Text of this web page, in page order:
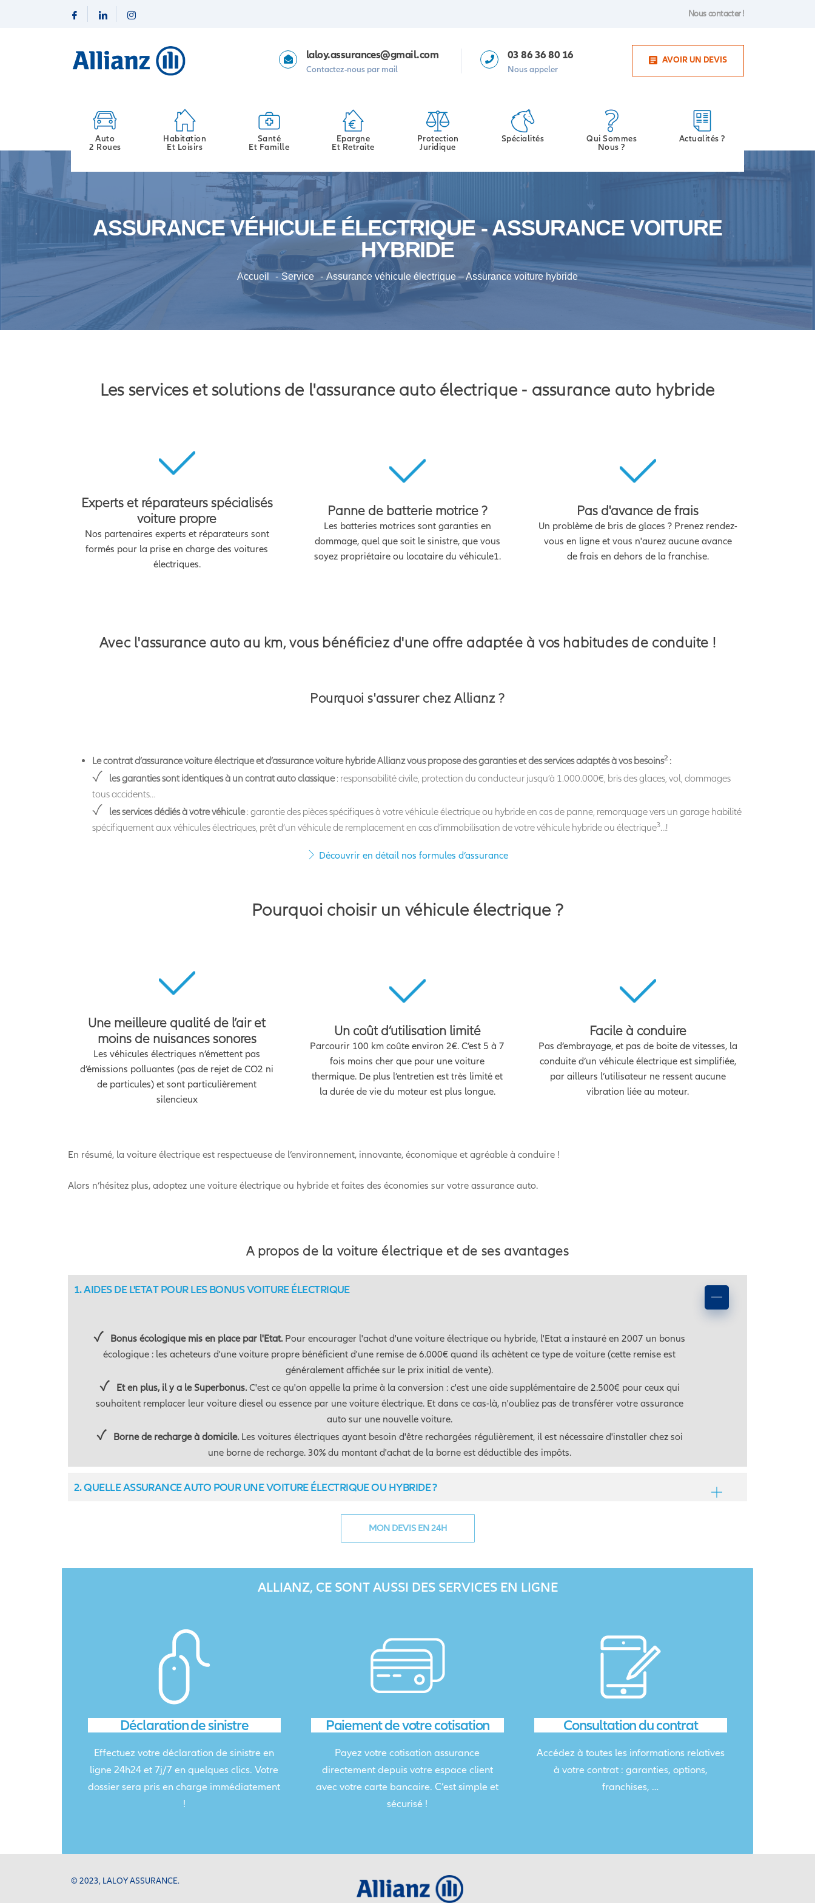
Nous contacter !
laloy.assurances@gmail.com
Contactez-nous par mail
03 86 36 80 16
Nous appeler
AVOIR UN DEVIS
Auto
2 Roues
Habitation
Et Loisirs
Santé
Et Famille
Epargne
Et Retraite
Protection
Juridique
Spécialités
Qui Sommes
Nous ?
Actualités ?
ASSURANCE VÉHICULE ÉLECTRIQUE - ASSURANCE VOITURE
HYBRIDE
Accueil Service Assurance véhicule électrique – Assurance voiture hybride
Les services et solutions de l'assurance auto électrique - assurance auto hybride
Experts et réparateurs spécialisés
voiture propre
Nos partenaires experts et réparateurs sont
formés pour la prise en charge des voitures
électriques.
Panne de batterie motrice ?
Les batteries motrices sont garanties en
dommage, quel que soit le sinistre, que vous
soyez propriétaire ou locataire du véhicule1.
Pas d'avance de frais
Un problème de bris de glaces ? Prenez rendez-
vous en ligne et vous n'aurez aucune avance
de frais en dehors de la franchise.
Avec l'assurance auto au km, vous bénéficiez d'une offre adaptée à vos habitudes de conduite !
Pourquoi s'assurer chez Allianz ?
Le contrat d’assurance voiture électrique et d’assurance voiture hybride Allianz vous propose des garanties et des services adaptés à vos besoins2:
les garanties sont identiques à un contrat auto classique: responsabilité civile, protection du conducteur jusqu’à 1.000.000€, bris des glaces, vol, dommages
tous accidents…
les services dédiés à votre véhicule: garantie des pièces spécifiques à votre véhicule électrique ou hybride en cas de panne, remorquage vers un garage habilité
spécifiquement aux véhicules électriques, prêt d’un véhicule de remplacement en cas d’immobilisation de votre véhicule hybride ou électrique3…!
Découvrir en détail nos formules d’assurance
Pourquoi choisir un véhicule électrique ?
Une meilleure qualité de l’air et
moins de nuisances sonores
Les véhicules électriques n’émettent pas
d’émissions polluantes (pas de rejet de CO2 ni
de particules) et sont particulièrement
silencieux
Un coût d’utilisation limité
Parcourir 100 km coûte environ 2€. C’est 5 à 7
fois moins cher que pour une voiture
thermique. De plus l’entretien est très limité et
la durée de vie du moteur est plus longue.
Facile à conduire
Pas d’embrayage, et pas de boite de vitesses, la
conduite d’un véhicule électrique est simplifiée,
par ailleurs l’utilisateur ne ressent aucune
vibration liée au moteur.
En résumé, la voiture électrique est respectueuse de l’environnement, innovante, économique et agréable à conduire !
Alors n’hésitez plus, adoptez une voiture électrique ou hybride et faites des économies sur votre assurance auto.
A propos de la voiture électrique et de ses avantages
AIDES DE L'ETAT POUR LES BONUS VOITURE ÉLECTRIQUE
Bonus écologique mis en place par l'Etat.Pour encourager l'achat d'une voiture électrique ou hybride, l'Etat a instauré en 2007 un bonus
écologique : les acheteurs d'une voiture propre bénéficient d'une remise de 6.000€ quand ils achètent ce type de voiture (cette remise est
généralement affichée sur le prix initial de vente).
Et en plus, il y a le Superbonus.C'est ce qu'on appelle la prime à la conversion : c'est une aide supplémentaire de 2.500€ pour ceux qui
souhaitent remplacer leur voiture diesel ou essence par une voiture électrique. Et dans ce cas-là, n'oubliez pas de transférer votre assurance
auto sur une nouvelle voiture.
Borne de recharge à domicile. Les voitures électriques ayant besoin d'être rechargées régulièrement, il est nécessaire d'installer chez soi
une borne de recharge. 30% du montant d'achat de la borne est déductible des impôts.
QUELLE ASSURANCE AUTO POUR UNE VOITURE ÉLECTRIQUE OU HYBRIDE ?
MON DEVIS EN 24H
ALLIANZ, CE SONT AUSSI DES SERVICES EN LIGNE
Déclaration de sinistre
Effectuez votre déclaration de sinistre en
ligne 24h24 et 7j/7 en quelques clics. Votre
dossier sera pris en charge immédiatement
!
Paiement de votre cotisation
Payez votre cotisation assurance
directement depuis votre espace client
avec votre carte bancaire. C’est simple et
sécurisé !
Consultation du contrat
Accédez à toutes les informations relatives
à votre contrat : garanties, options,
franchises, …
© 2023, LALOY ASSURANCE.